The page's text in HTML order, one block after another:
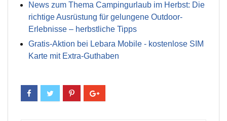
News zum Thema Campingurlaub im Herbst: Die
richtige Ausrüstung für gelungene Outdoor-
Erlebnisse – herbstliche Tipps
Gratis-Aktion bei Lebara Mobile - kostenlose SIM
Karte mit Extra-Guthaben